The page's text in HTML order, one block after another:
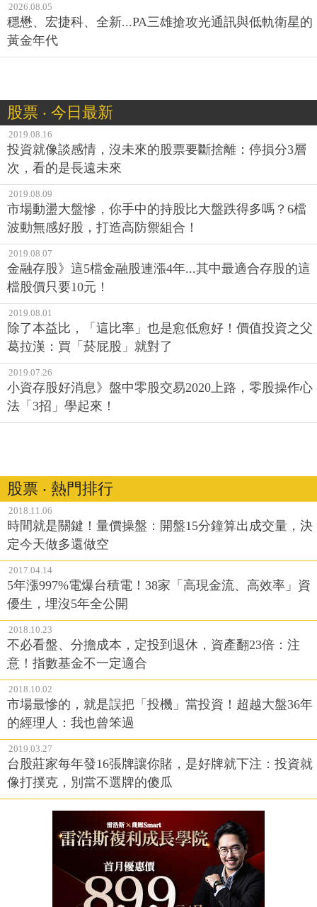
2026.08.05
穩懋、宏捷科、全新...PA三雄搶攻光通訊與低軌衛星的
黃金年代
股票 ‧ 今日最新
2019.08.16
投資就像談感情，沒未來的股票要斷捨離：停損分3層
次，看的是長遠未來
2019.08.09
市場動盪大盤慘，你手中的持股比大盤跌得多嗎？6檔
波動無感好股，打造高防禦組合！
2019.08.07
金融存股》這5檔金融股連漲4年...其中最適合存股的這
檔股價只要10元！
2019.08.01
除了本益比，「這比率」也是愈低愈好！價值投資之父
葛拉漢：買「菸屁股」就對了
2019.07.26
小資存股好消息》盤中零股交易2020上路，零股操作心
法「3招」學起來！
股票 ‧ 熱門排行
2018.11.06
時間就是關鍵！量價操盤：開盤15分鐘算出成交量，決
定今天做多還做空
2017.04.14
5年漲997%電爆台積電！38家「高現金流、高效率」資
優生，埋沒5年全公開
2018.10.23
不必看盤、分擔成本，定投到退休，資產翻23倍：注
意！指數基金不一定適合
2018.10.02
市場最慘的，就是誤把「投機」當投資！超越大盤36年
的經理人：我也曾笨過
2019.03.27
台股莊家每年發16張牌讓你賭，是好牌就下注：投資就
像打撲克，別當不選牌的傻瓜